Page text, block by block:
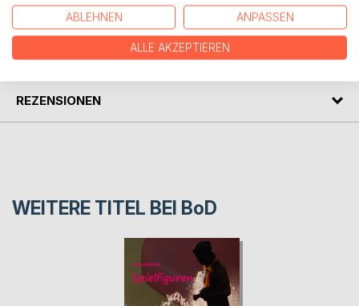
AUTOR/IN
PRESSESTIMMEN
REZENSIONEN
WEITERE TITEL BEI BoD
ABLEHNEN ANPASSEN
ALLE AKZEPTIEREN